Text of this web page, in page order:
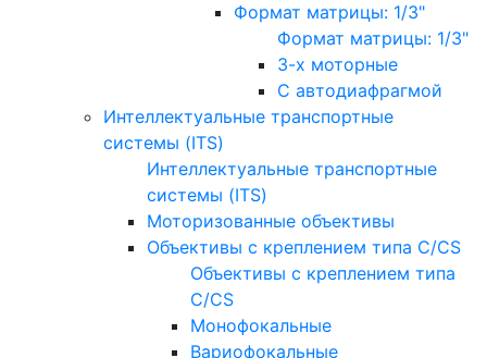
Формат матрицы: 1/3"
Формат матрицы: 1/3"
3-х моторные
С автодиафрагмой
Интеллектуальные транспортные
системы (ITS)
Интеллектуальные транспортные
системы (ITS)
Моторизованные объективы
Объективы с креплением типа C/CS
Объективы с креплением типа
C/CS
Монофокальные
Вариофокальные